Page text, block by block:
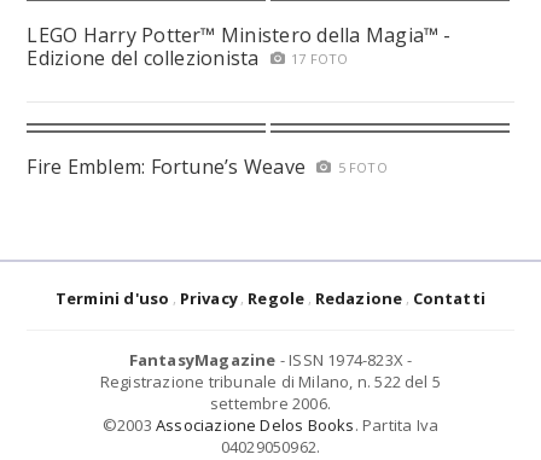
LEGO Harry Potter™ Ministero della Magia™ -
Edizione del collezionista
17 FOTO
Fire Emblem: Fortune’s Weave 5 FOTO
Termini d'uso Privacy Regole Redazione Contatti
FantasyMagazine - ISSN 1974-823X -
Registrazione tribunale di Milano, n. 522 del 5
settembre 2006.
©2003 Associazione Delos Books. Partita Iva
04029050962.